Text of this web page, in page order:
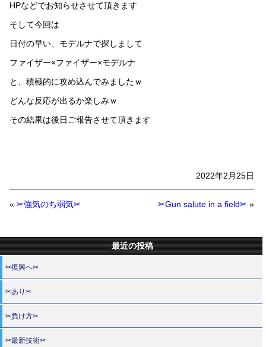
HPなどでお知らせさせて頂きます
そして今回は
日付の早い、モデルナで探しまして
ファイザー×ファイザー×モデルナ
と、積極的に攻め込んでみましたｗ
どんな反応が出るか楽しみｗ
その結果は後日ご報告させて頂きます
2022年2月25日
« ✂強気のち弱気✂ ✂Gun salute in a field✂ »
最近の投稿
✂復興へ✂
✂あり✂
✂負け方✂
✂最新技術✂